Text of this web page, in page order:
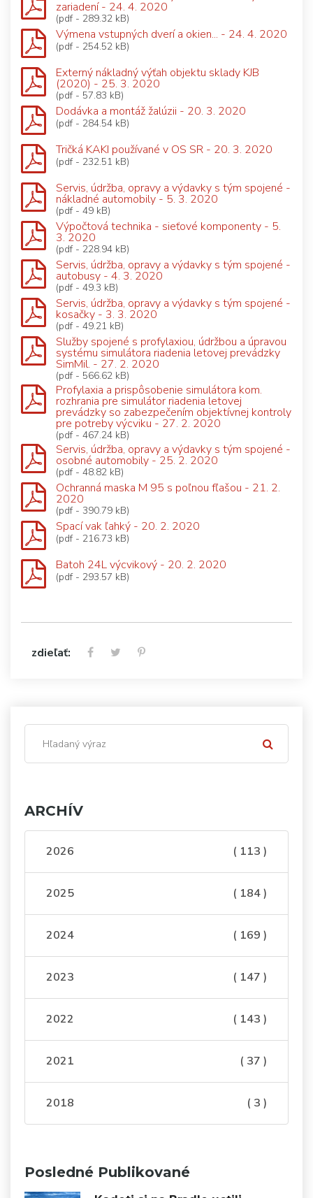
zariadení - 24. 4. 2020
(pdf - 289.32 kB)
Výmena vstupných dverí a okien... - 24. 4. 2020
(pdf - 254.52 kB)
Externý nákladný výťah objektu sklady KJB
(2020) - 25. 3. 2020
(pdf - 57.83 kB)
Dodávka a montáž žalúzii - 20. 3. 2020
(pdf - 284.54 kB)
Tričká KAKI používané v OS SR - 20. 3. 2020
(pdf - 232.51 kB)
Servis, údržba, opravy a výdavky s tým spojené -
nákladné automobily - 5. 3. 2020
(pdf - 49 kB)
Výpočtová technika - sieťové komponenty - 5.
3. 2020
(pdf - 228.94 kB)
Servis, údržba, opravy a výdavky s tým spojené -
autobusy - 4. 3. 2020
(pdf - 49.3 kB)
Servis, údržba, opravy a výdavky s tým spojené -
kosačky - 3. 3. 2020
(pdf - 49.21 kB)
Služby spojené s profylaxiou, údržbou a úpravou
systému simulátora riadenia letovej prevádzky
SimMil. - 27. 2. 2020
(pdf - 566.62 kB)
Profylaxia a prispôsobenie simulátora kom.
rozhrania pre simulátor riadenia letovej
prevádzky so zabezpečením objektívnej kontroly
pre potreby výcviku - 27. 2. 2020
(pdf - 467.24 kB)
Servis, údržba, opravy a výdavky s tým spojené -
osobné automobily - 25. 2. 2020
(pdf - 48.82 kB)
Ochranná maska M 95 s poľnou fľašou - 21. 2.
2020
(pdf - 390.79 kB)
Spací vak ľahký - 20. 2. 2020
(pdf - 216.73 kB)
Batoh 24L výcvikový - 20. 2. 2020
(pdf - 293.57 kB)
zdieľať:
ARCHÍV
2026 ( 113 )
2025 ( 184 )
2024 ( 169 )
2023 ( 147 )
2022 ( 143 )
2021 ( 37 )
2018 ( 3 )
Posledné Publikované